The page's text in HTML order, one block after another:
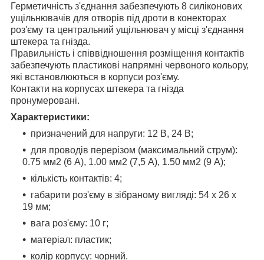
Герметичність з'єднання забезпечують 8 силіконових
ущільнювачів для отворів під дроти в конекторах
роз'єму та центральний ущільнювач у місці з'єднання
штекера та гнізда.
Правильність і співвідношення розміщення контактів
забезпечують пластикові напрямні червоного кольору,
які встановлюються в корпуси роз'єму.
Контакти на корпусах штекера та гнізда
пронумеровані.
Характеристики:
призначений для напруги: 12 В, 24 В;
для проводів перерізом (максимальний струм):
0.75 мм2 (6 А), 1.00 мм2 (7,5 А), 1.50 мм2 (9 А);
кількість контактів: 4;
габарити роз'єму в зібраному вигляді: 54 x 26 x
19 мм;
вага роз'єму: 10 г;
матеріал: пластик;
колір корпусу: чорний.